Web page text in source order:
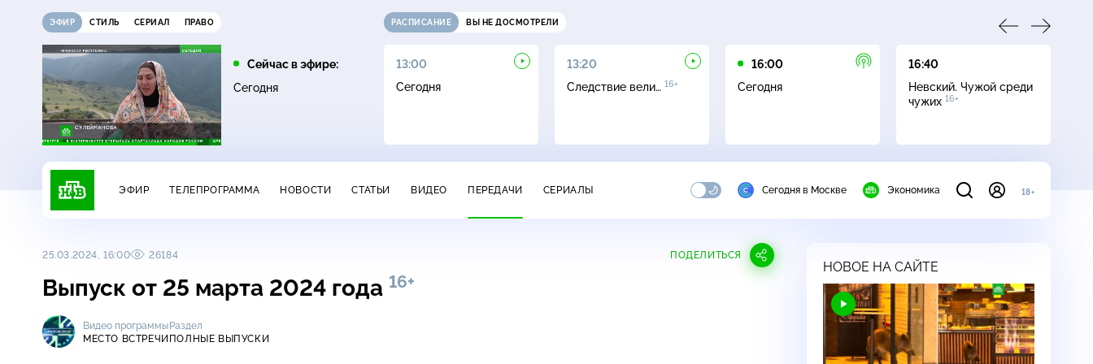
ЭФИР СТИЛЬ СЕРИАЛ ПРАВО
Сейчас в эфире:
Сегодня
РАСПИСАНИЕ ВЫ НЕ ДОСМОТРЕЛИ
11:00
Основано на реальных
событиях 16+
12:00
Своя игра
13:00
Сегодня
13:20
Следствие вели… 16+
16:00
Сегодня
16:40
Невский. Чужой среди
чужих 16+
ЭФИР ТЕЛЕПРОГРАММА НОВОСТИ СТАТЬИ ВИДЕО ПЕРЕДАЧИ СЕРИАЛЫ Сегодня в Москве Экономика 18+
25.03.2024, 16:00 26184 ПОДЕЛИТЬСЯ
Выпуск от 25 марта 2024 года 16+
Видео программы
МЕСТО ВСТРЕЧИ
Раздел
ПОЛНЫЕ ВЫПУСКИ
НОВОЕ НА САЙТЕ